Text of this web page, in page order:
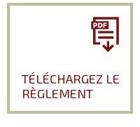
TÉLÉCHARGEZ LE
RÈGLEMENT